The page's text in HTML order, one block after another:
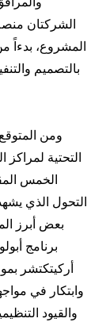
الشركتان
المشروع، بدءاً
بالتصميم
ومن
الخمس
التحول الذي
بعض أبرز
برنامج
أركيتكتشر
وابتكار في
والقيود